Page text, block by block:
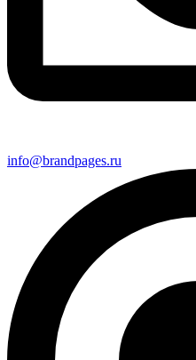
info@brandpages.ru